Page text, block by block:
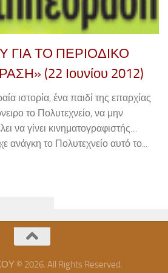
ΓΙΑ ΤΟ ΠΕΡΙΟΔΙΚΟ
(22 Ιουνίου 2012)
ιστορία, ένα παιδί της επαρχίας
το Πολυτεχνείο, να μην
να γίνει κινηματογραφιστής…
ανάγκη το Πολυτεχνείο αυτό το...
© 2026. All Rights Reserved.